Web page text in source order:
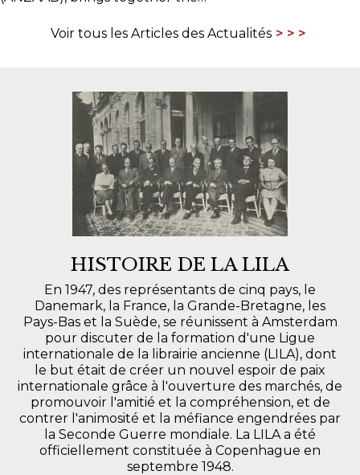
Voir tous les Articles des Actualités
HISTOIRE DE LA LILA
En 1947, des représentants de cinq pays, le
Danemark, la France, la Grande-Bretagne, les
Pays-Bas et la Suède, se réunissent à Amsterdam
pour discuter de la formation d'une Ligue
internationale de la librairie ancienne (LILA), dont
le but était de créer un nouvel espoir de paix
internationale grâce à l'ouverture des marchés, de
promouvoir l'amitié et la compréhension, et de
contrer l'animosité et la méfiance engendrées par
la Seconde Guerre mondiale. La LILA a été
officiellement constituée à Copenhague en
septembre 1948.